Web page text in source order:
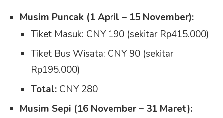
Musim Puncak (1 April – 15 November):
Tiket Masuk: CNY 190 (sekitar Rp415.000)
Tiket Bus Wisata: CNY 90 (sekitar
Rp195.000)
Total: CNY 280
Musim Sepi (16 November – 31 Maret):